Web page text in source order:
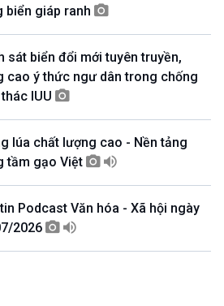
biển giáp ranh
sát biển đổi mới tuyên truyền,
cao ý thức ngư dân trong chống
IUU
lúa chất lượng cao - Nền tảng
tầm gạo Việt
Podcast Văn hóa - Xã hội ngày
2026